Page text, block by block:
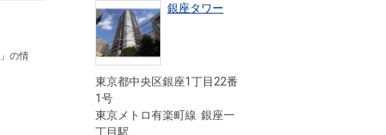
」の情
銀座タワー
東京都中央区銀座1丁目22番
1号
東京メトロ有楽町線 銀座一
丁目駅